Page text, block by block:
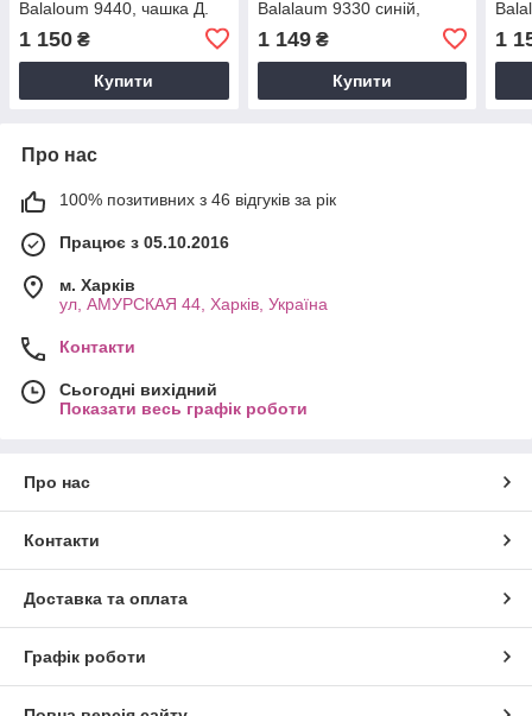
Balaloum 9440, чашка Д.
1 150 ₴
Купити
Balalaum 9330 синій,
1 149₴
Купити
1
Про нас
100% позитивних з 46 відгуків за рік
Працює з 05.10.2016
м. Харків
ул, АМУРСКАЯ 44, Харків, Україна
Контакти
Сьогодні вихідний
Показати весь графік роботи
Про нас
Контакти
Доставка та оплата
Графік роботи